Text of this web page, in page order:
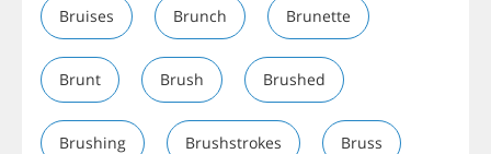
Bruises Brunch Brunette
Brunt Brush Brushed
Brushing Brushstrokes Bruss